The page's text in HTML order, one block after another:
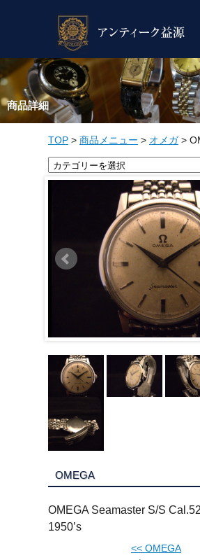
商品詳細
TOP > 商品メニュー > オメガ>
OMEGA
OMEGA Seamaster S/S
1950’s
<< OMEGA